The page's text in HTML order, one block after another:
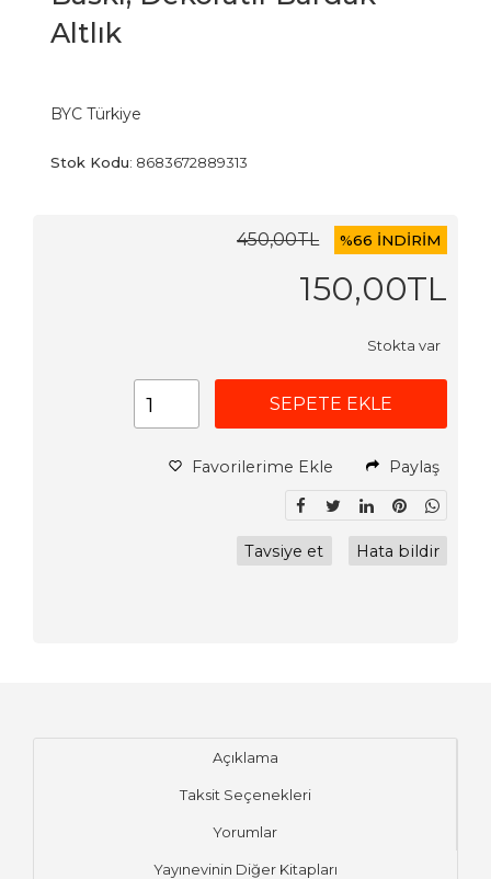
Altlık
BYC Türkiye
Stok Kodu: 8683672889313
450,00TL %66 İNDİRİM
150,00TL
Stokta var
SEPETE EKLE
Favorilerime Ekle Paylaş
Tavsiye et Hata bildir
Açıklama
Taksit Seçenekleri
Yorumlar
Yayınevinin Diğer Kitapları